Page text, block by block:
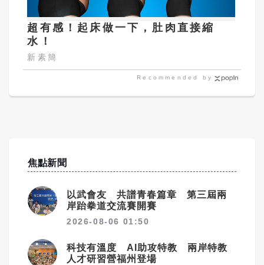
超有感！起床做一下，肚肉直接縮
水！
新素簡
Recommended by
焦點新聞
以武會友 共譜青春篇章 第三屆兩
岸跆拳道交流賽開賽
2026-08-06 01:50
科技有溫度 AI助攻特教 兩岸特教
人才研習營福州登場